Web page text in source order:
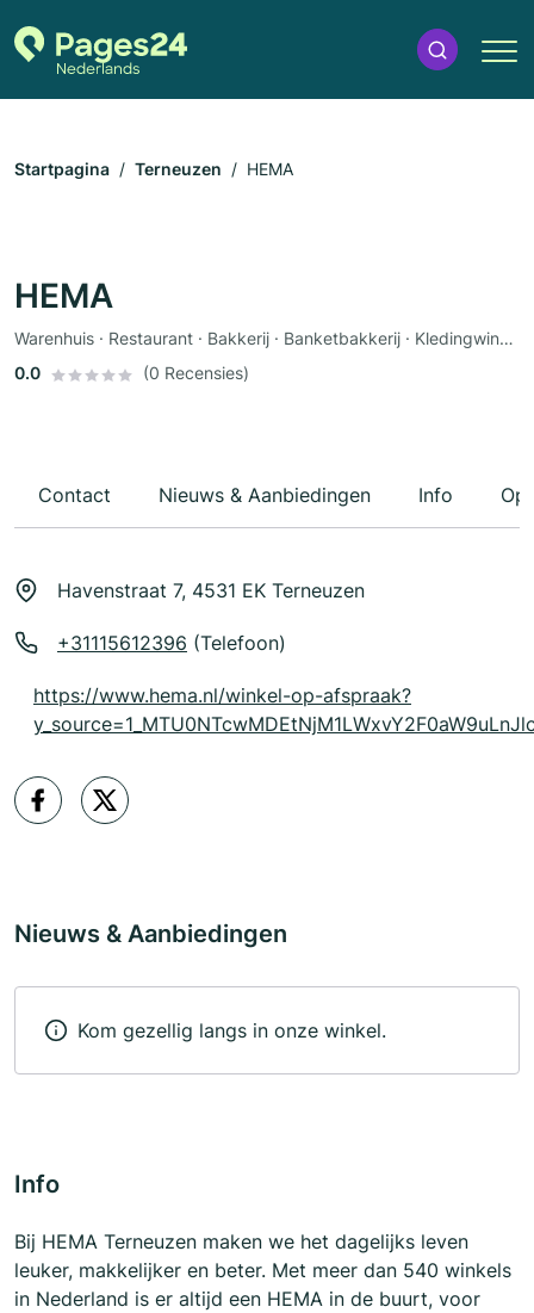
Startpagina Terneuzen HEMA
HEMA
Warenhuis · Restaurant · Bakkerij · Banketbakkerij · Kledingwinkel · Speelgoed · Babywinkel
0.0
(0 Recensies)
Contact Nieuws & Aanbiedingen Info
Havenstraat 7, 4531 EK Terneuzen
+31115612396 (Telefoon)
https://www.hema.nl/winkel-op-afspraak?
Nieuws & Aanbiedingen
Kom gezellig langs in onze winkel.
Info
Bij HEMA Terneuzen maken we het dagelijks leven
leuker, makkelijker en beter. Met meer dan 540 winkels
in Nederland is er altijd een HEMA in de buurt, voor